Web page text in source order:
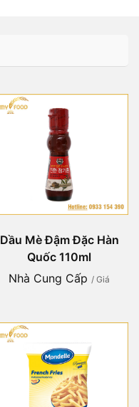
Dầu Mè Đậm Đặc Hàn
Quốc 110ml
Nhà Cung Cấp / Giá